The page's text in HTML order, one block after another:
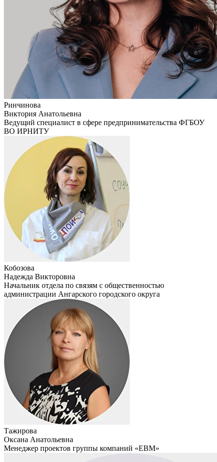
Ринчинова
Виктория Анатольевна
Ведущий специалист в сфере предпринимательства ФГБОУ
ВО ИРНИТУ
Кобозова
Надежда Викторовна
Начальник отдела по связям с общественностью
администрации Ангарского городского округа
Тажирова
Оксана Анатольевна
Менеджер проектов группы компаний «ЕВМ»